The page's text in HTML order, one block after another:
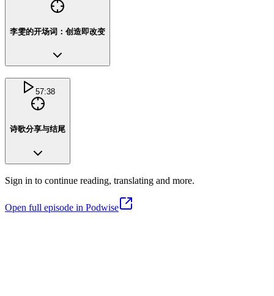
李雯的开场词：创造即改变
57:38
诗歌分享与结尾
Sign in to continue reading, translating and more.
Open full episode in Podwise